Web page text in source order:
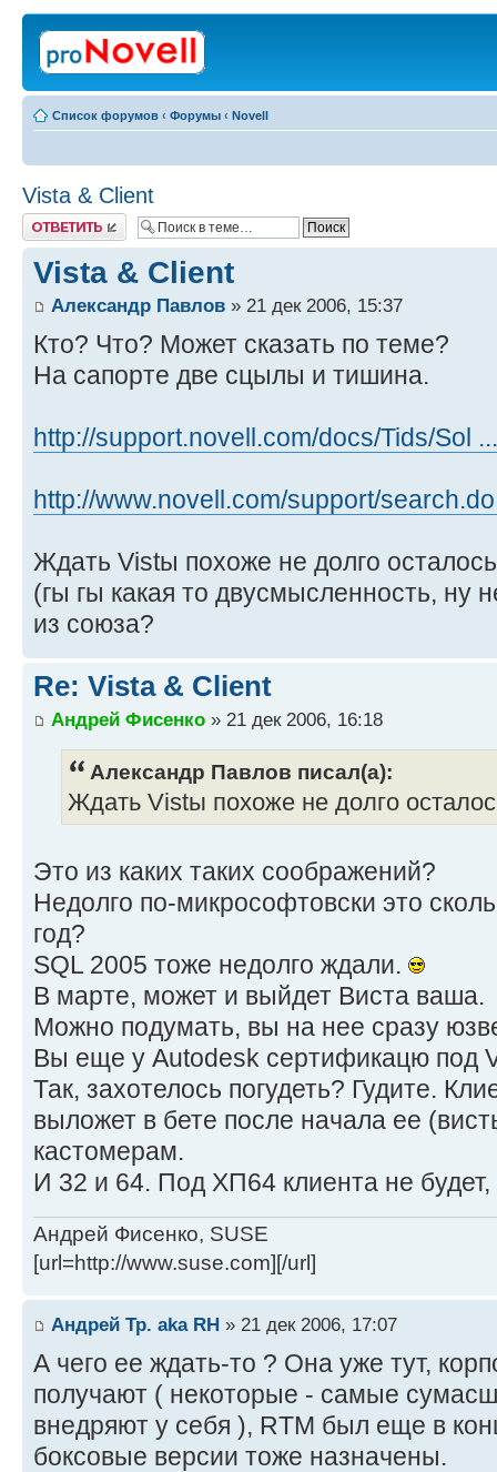
Список форумов ‹ Форумы ‹ Novell
Vista & Client
Ответить
Vista & Client
Александр Павлов » 21 дек 2006, 15:37
Кто? Что? Может сказать по теме?
На сапорте две сцылы и тишина.
http://support.novell.com/docs/Tids/Sol
http://www.novell.com/support/
Ждать Vistы похоже не долго
(гы гы какая то двусмысленность, ну
из союза?
Re: Vista & Client
Андрей Фисенко » 21 дек 2006, 16:18
Александр Павлов писал(а):
Ждать Vistы похоже не долго
Это из каких таких соображений?
Недолго по-микрософтовски это
год?
SQL 2005 тоже недолго ждали.
В марте, может и выйдет Виста ваша.
Можно подумать, вы на нее сразу
Вы еще у Autodesk сертификацю под
Так, захотелось погудеть? Гудите.
выложет в бете после начала ее
кастомерам.
И 32 и 64. Под ХП64 клиента не будет,
Андрей Фисенко, SUSE
[url=http://www.suse.com][/url]
Андрей Тр. aka RH » 21 дек 2006, 17:07
А чего ее ждать-то ? Она уже тут,
получают ( некоторые - самые
внедряют у себя ), RTM был еще в
боксовые версии тоже назначены.